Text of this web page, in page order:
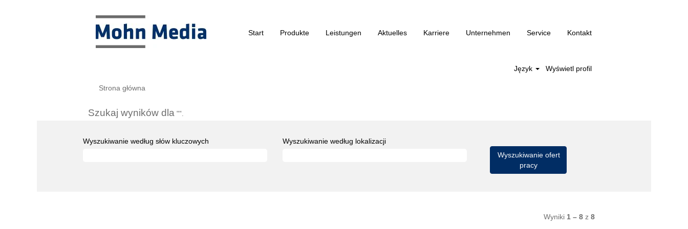
Start Produkte Leistungen Aktuelles Karriere Unternehmen Service Kontakt
Język Wyświetl profil
Strona główna
Szukaj wyników dla "".
Wyszukiwanie według słów kluczowych Wyszukiwanie według lokalizacji
Wyniki 1 – 8 z 8